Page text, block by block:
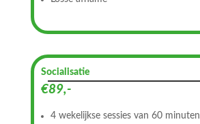
Socialisatie
€89,-
4 wekelijkse sessies van 60 minuten